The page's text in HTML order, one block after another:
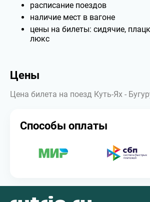
расписание поездов
наличие мест в вагоне
цены на билеты: сидячие,
люкс
Цены
Цена билета на поезд Куть-Ях -
Способы оплаты